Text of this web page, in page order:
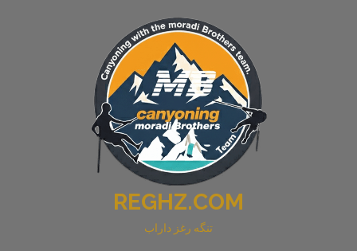
REGHZ.COM
تنگه رغز داراب